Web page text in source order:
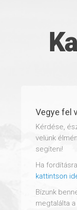
Vegye fel
Kérdése,
velünk
segíteni!
Ha
kattintson
Bízunk
megtalálta